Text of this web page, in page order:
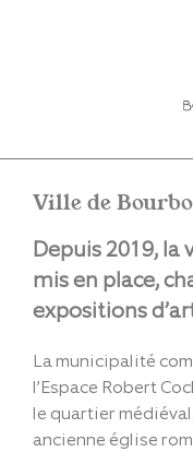
Ville de
Depuis 2019, la
mis en place,
expositions
La municipalité
l’Espace Robert
le quartier
ancienne église